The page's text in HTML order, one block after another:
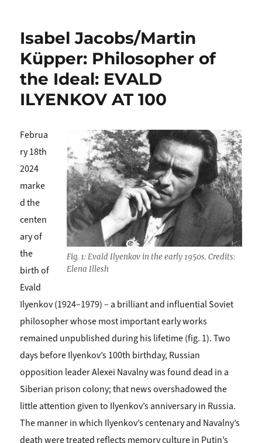
Isabel Jacobs/Martin
Küpper: Philosopher of
the Ideal: EVALD
ILYENKOV AT 100
Fig. 1: Evald Ilyenkov in the early 1950s. Credits:
Elena Illesh
Februa
ry 18th
2024
marke
d the
centen
ary of
the
birth of
Evald
Ilyenkov (1924–1979) – a brilliant and influential Soviet
philosopher whose most important early works
remained unpublished during his lifetime (fig. 1). Two
days before Ilyenkov’s 100th birthday, Russian
opposition leader Alexei Navalny was found dead in a
Siberian prison colony; that news overshadowed the
little attention given to Ilyenkov’s anniversary in Russia.
The manner in which Ilyenkov’s centenary and Navalny’s
death were treated reflects memory culture in Putin’s